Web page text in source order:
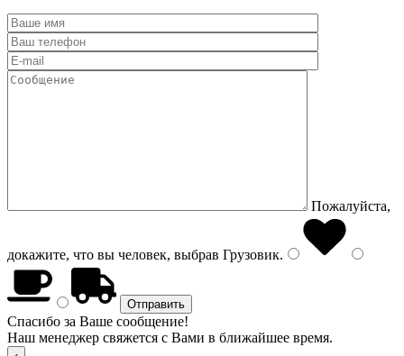
Пожалуйста,
докажите, что вы человек, выбрав Грузовик.
Спасибо за Ваше сообщение!
Наш менеджер свяжется с Вами в ближайшее время.